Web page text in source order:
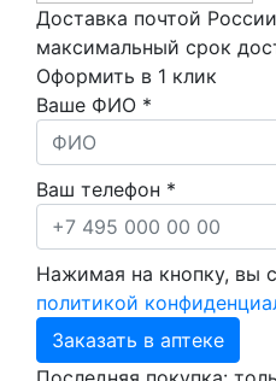
Доставка почтой
максимальный срок
Оформить в 1 клик
Ваше ФИО *
Ваш телефон *
Нажимая на кнопку, вы
политикой
Заказать в аптеке